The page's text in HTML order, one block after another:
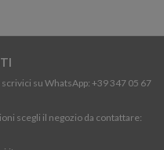
su WhatsApp: +39 347 05 67
scegli il negozio da contattare: